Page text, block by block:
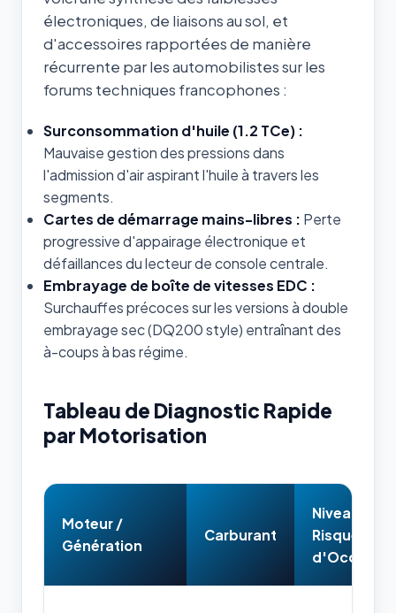
électroniques, de liaisons au sol, et
d'accessoires rapportées de manière
récurrente par les automobilistes sur les
forums techniques francophones :
Surconsommation d'huile (1.2 TCe) :
Mauvaise gestion des pressions dans
l'admission d'air aspirant l'huile à travers les
segments.
Cartes de démarrage mains-libres : Perte
progressive d'appairage électronique et
défaillances du lecteur de console centrale.
Embrayage de boîte de vitesses EDC :
Surchauffes précoces sur les versions à double
embrayage sec (DQ200 style) entraînant des
à-coups à bas régime.
Tableau de Diagnostic Rapide
par Motorisation
Moteur /
Génération
Carburant
Niveau de
Risque
d'Occasion